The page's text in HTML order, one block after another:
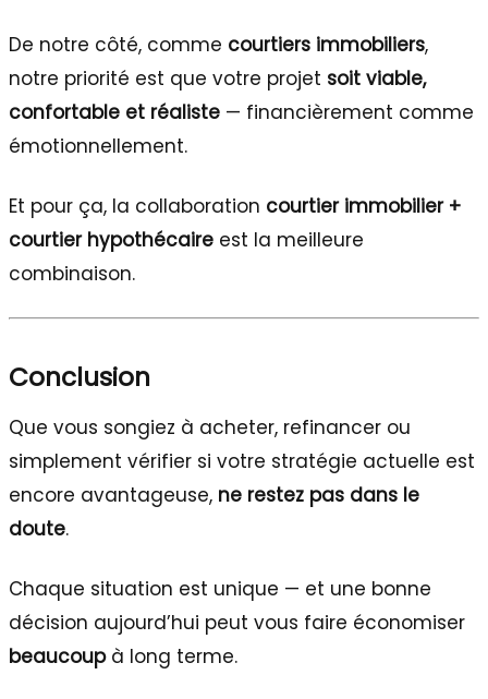
De notre côté, comme courtiers immobiliers,
notre priorité est que votre projet soit viable,
confortable et réaliste — financièrement comme
émotionnellement.
Et pour ça, la collaboration courtier immobilier +
courtier hypothécaire est la meilleure
combinaison.
Conclusion
Que vous songiez à acheter, refinancer ou
simplement vérifier si votre stratégie actuelle est
encore avantageuse, ne restez pas dans le
doute.
Chaque situation est unique — et une bonne
décision aujourd’hui peut vous faire économiser
beaucoupà long terme.